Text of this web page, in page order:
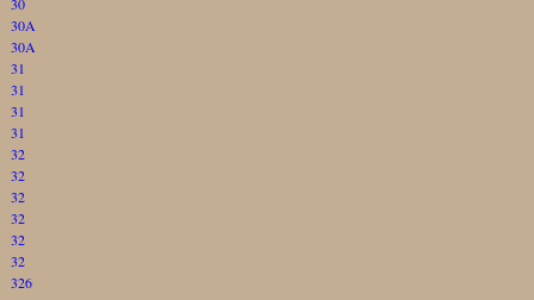
30A
30A
31
31
31
31
32
32
32
32
32
32
326